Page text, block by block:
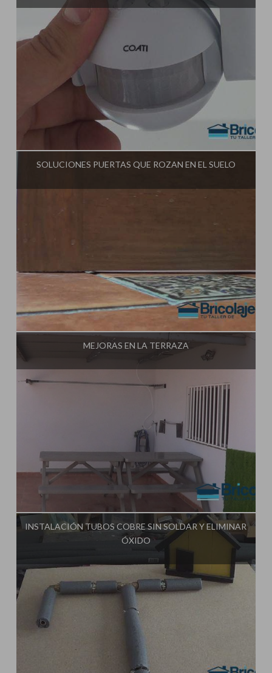
Influencer:Tu Taller de Bricolaje
SOLUCIONES PUERTAS QUE ROZAN EN EL SUELO
Influencer: Tu Taller de Bricolaje
MEJORAS EN LA TERRAZA
Tu Taller de Bricolaje
INSTALACIÓN TUBOS COBRE SIN SOLDAR Y ELIMINAR
ÓXIDO